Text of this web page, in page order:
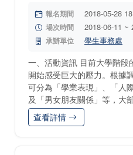
報名期間 2018-05-28
場次時間 2018-06-11 ~
承辦單位 學生事務處
一、活動資訊 目前大學階段
開始感受巨大的壓力。根據
可分為「學業表現」、「人
及「男女朋友關係」等，大
查看詳情